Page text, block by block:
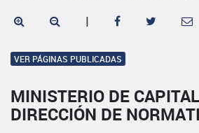
|
VER PÁGINAS PUBLICADAS
MINISTERIO DE
DIRECCIÓN DE